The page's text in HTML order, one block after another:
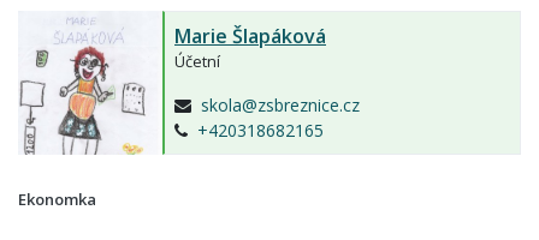
Marie Šlapáková
Účetní
skola@zsbreznice.cz
+420318682165
Ekonomka